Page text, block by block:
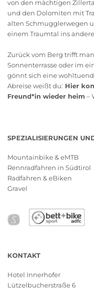
von den mächtigen
und den Dolomiten mit
alten Schmugglerwegen
einem Traumtal ins
Zurück vom Berg trifft
Sonnenterrasse oder im
gönnt sich eine
Abreise weißt du: Hier
Freund*in wieder heim –
SPEZIALISIERUNGEN
Mountainbike & eMTB
Rennradfahren in Südtirol
Radfahren & eBiken
Gravel
KONTAKT
Hotel Innerhofer
Lützelbucherstraße 6